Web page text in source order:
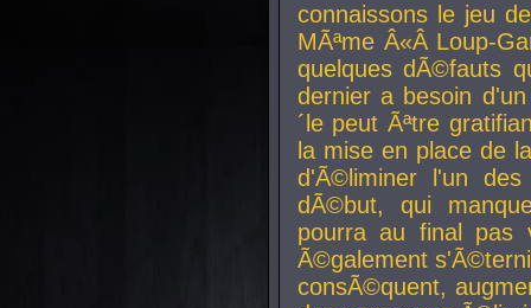
connaissons le jeu
MÃªme Â«Â Loup-
quelques dÃ©fauts
dernier a besoin
´le peut Ãªtre
la mise en place de
d'Ã©liminer l'un
dÃ©but, qui
pourra au final pas
Ã©galement
consÃ©quent,